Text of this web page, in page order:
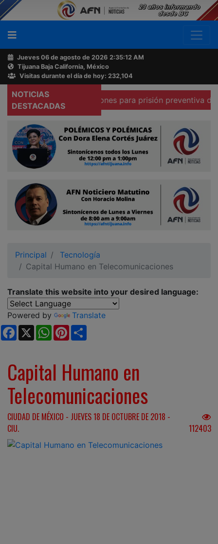
Jueves 06 de agosto de 2026 2:35:13 AM
Tijuana Baja California, México
Visitas durante el día de hoy: 232,104
NOTICIAS
DESTACADAS
existen condiciones para prisión preventiva
Principal
Tecnología
Capital Humano en Telecomunicaciones
Translate this website into your desired language:
Powered by
Translate
Facebook
X WhatsApp
Pinterest
Capital Humano en
Telecomunicaciones
CIUDAD DE MÉXICO - JUEVES 18 DE OCTUBRE DE 2018 -
CIU.
112403
Buscador
Acerca
de
AFN
Ventas
Contacto
Reportero
Ciudadano